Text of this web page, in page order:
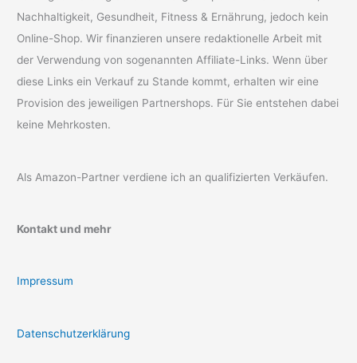
Nachhaltigkeit, Gesundheit, Fitness & Ernährung, jedoch kein
Online-Shop. Wir finanzieren unsere redaktionelle Arbeit mit
der Verwendung von sogenannten Affiliate-Links. Wenn über
diese Links ein Verkauf zu Stande kommt, erhalten wir eine
Provision des jeweiligen Partnershops. Für Sie entstehen dabei
keine Mehrkosten.
Als Amazon-Partner verdiene ich an qualifizierten Verkäufen.
Kontakt und mehr
Impressum
Datenschutzerklärung